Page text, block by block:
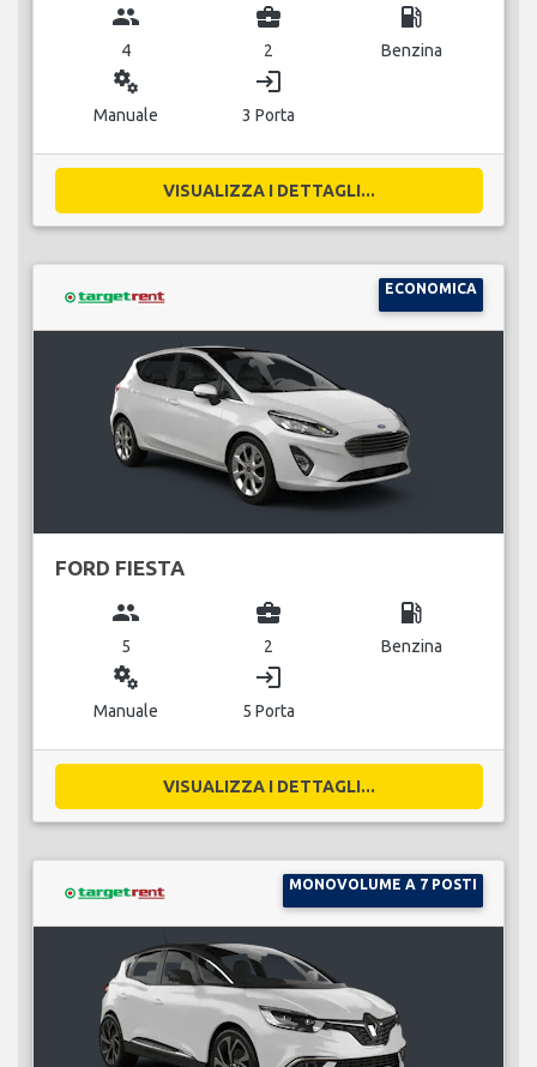
group
4
business_center
2
local_gas_station
Benzina
miscellaneous_services
Manuale
login
3 Porta
VISUALIZZA I DETTAGLI...
ECONOMICA
FORD FIESTA
group
5
business_center
2
local_gas_station
Benzina
miscellaneous_services
Manuale
login
5 Porta
VISUALIZZA I DETTAGLI...
MONOVOLUME A 7 POSTI